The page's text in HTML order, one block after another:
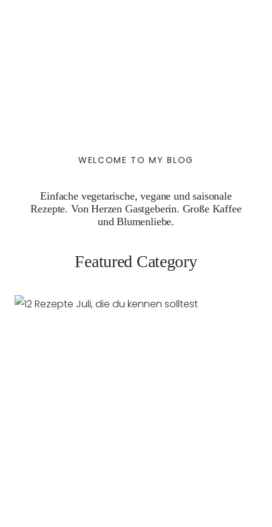
WELCOME TO MY BLOG
Einfache vegetarische, vegane und saisonale
Rezepte. Von Herzen Gastgeberin. Große Kaffee
und Blumenliebe.
Featured Category